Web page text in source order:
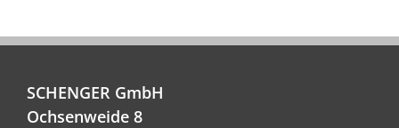
SCHENGER GmbH
Ochsenweide 8